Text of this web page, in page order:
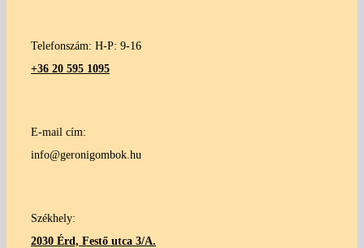
Telefonszám: H-P: 9-16
+36 20 595 1095
E-mail cím:
info@geronigombok.hu
Székhely:
2030 Érd, Festő utca 3/A.